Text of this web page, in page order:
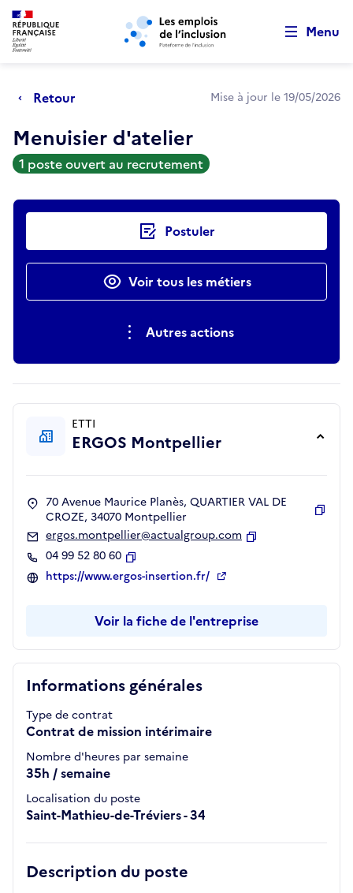
Aller au menu principal Aller au contenu principal
Menu
Retour Mise à jour le 19/05/2026
Menuisier d'atelier
1 poste ouvert au recrutement
Actions rapides Postuler
Voir tous les métiers
Autres actions
Informations générales
Type de contrat
Contrat de mission intérimaire
Nombre d'heures par semaine
35h / semaine
Localisation du poste
Saint-Mathieu-de-Tréviers - 34
Description du poste
ETTI
ERGOS Montpellier
70 Avenue Maurice Planès, QUARTIER VAL DE
CROZE, 34070 Montpellier
ergos.montpellier@actualgroup.com
04 99 52 80 60
Copier
https://www.ergos-insertion.fr/
Voir la fiche de l'entreprise
Retour au début de la page
Panneau de gestion des cookies